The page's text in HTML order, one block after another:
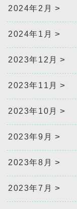
2024年2月
2024年1月
2023年12月
2023年11月
2023年10月
2023年9月
2023年8月
2023年7月